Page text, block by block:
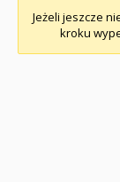
Jeżeli jeszcze
kroku